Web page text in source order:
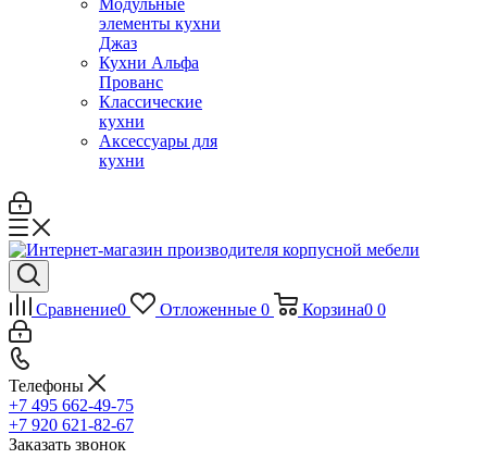
Модульные
элементы кухни
Джаз
Кухни Альфа
Прованс
Классические
кухни
Аксессуары для
кухни
Сравнение0 Отложенные 0 Корзина0 0
Телефоны
+7 495 662-49-75
+7 920 621-82-67
Заказать звонок